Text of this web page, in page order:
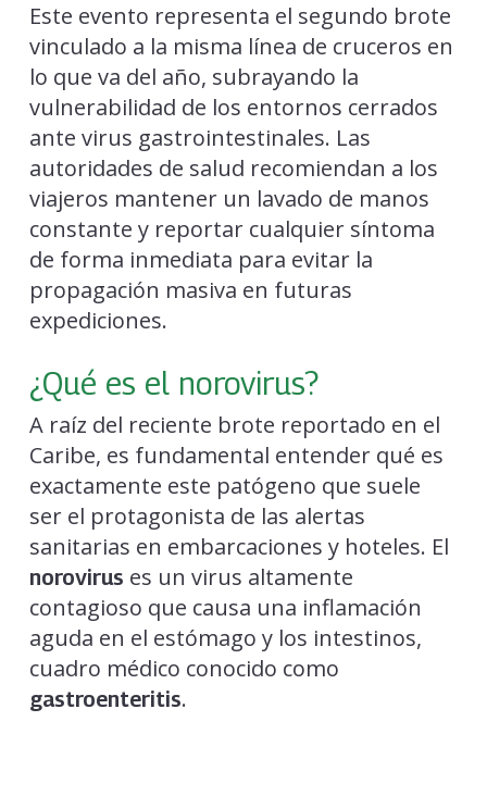
Este evento representa el segundo brote
vinculado a la misma línea de cruceros en
lo que va del año, subrayando la
vulnerabilidad de los entornos cerrados
ante virus gastrointestinales. Las
autoridades de salud recomiendan a los
viajeros mantener un lavado de manos
constante y reportar cualquier síntoma
de forma inmediata para evitar la
propagación masiva en futuras
expediciones.
¿Qué es el norovirus?
A raíz del reciente brote reportado en el
Caribe, es fundamental entender qué es
exactamente este patógeno que suele
ser el protagonista de las alertas
sanitarias en embarcaciones y hoteles. El
norovirus es un virus altamente
contagioso que causa una inflamación
aguda en el estómago y los intestinos,
cuadro médico conocido como
gastroenteritis.